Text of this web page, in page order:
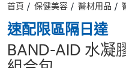
首頁 保健美容 醫材用品
速配限區隔日達
BAND-AID 水凝